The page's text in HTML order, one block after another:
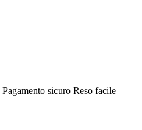
Pagamento sicuro Reso facile